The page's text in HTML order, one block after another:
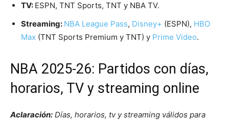
TV: ESPN, TNT Sports, TNT y NBA TV.
Streaming: NBA League Pass, Disney+ (ESPN), HBO
Max (TNT Sports Premium y TNT) y Prime Video.
NBA 2025-26: Partidos con días,
horarios, TV y streaming online
Aclaración: Días, horarios, tv y streaming válidos para